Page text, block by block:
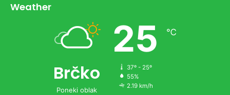
Weather
Brčko
Poneki oblak
25 ℃
37º - 25º
55%
2.19 km/h